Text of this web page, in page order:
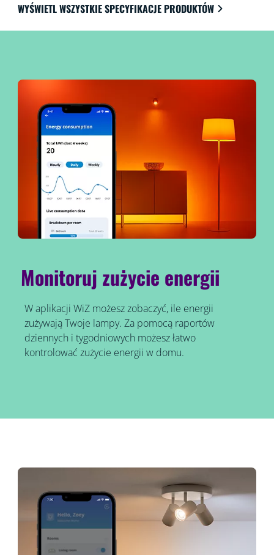
WYŚWIETL WSZYSTKIE SPECYFIKACJE PRODUKTÓW
Monitoruj zużycie energii
W aplikacji WiZ możesz zobaczyć, ile energii
zużywają Twoje lampy. Za pomocą raportów
dziennych i tygodniowych możesz łatwo
kontrolować zużycie energii w domu.